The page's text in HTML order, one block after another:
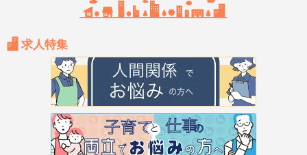
求人特集